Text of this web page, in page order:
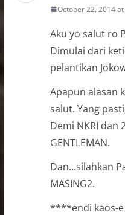
October 22, 2014
Aku yo salut ro
Dimulai dari
pelantikan
Apapun alasan
salut. Yang
Demi NKRI dan
GENTLEMAN.
Dan…silahkan
MASING2.
****endi kaos-e